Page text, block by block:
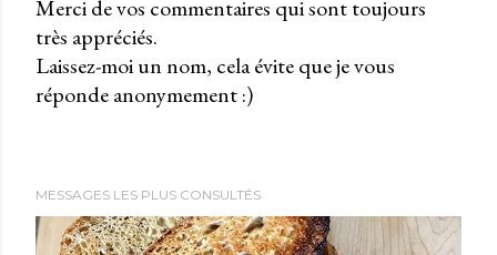
P
u
b
r
u
Merci de vos commentaires qui sont toujours
très appréciés.
Laissez-moi un nom, cela évite que je vous
réponde anonymement :)
MESSAGES LES PLUS CONSULTÉS